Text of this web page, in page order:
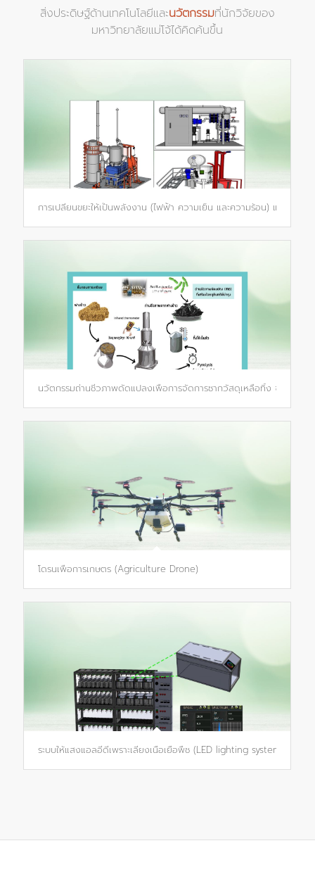
สิ่งประดิษฐ์ด้านเทคโนโลยีและนวัตกรรมที่นักวิจัยของ
มหาวิทยาลัยแม่โจ้ได้คิดค้นขึ้น
การเปลี่ยนขยะให้เป็นพลังงาน (ไฟฟ้า ความเย็น และความร้อน) และวัสดุอ
นวัตกรรมถ่านชีวภาพดัดแปลงเพื่อการจัดการซากวัสดุเหลือทิ้ง จากการเ
โดรนเพื่อการเกษตร (Agriculture Drone)
ระบบให้แสงแอลอีดีเพราะเลี้ยงเนื้อเยื่อพืช (LED lighting system for